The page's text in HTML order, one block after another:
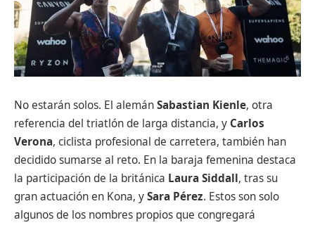
No estarán solos. El alemánSabastian Kienle, otra
referencia del triatlón de larga distancia, y Carlos
Verona, ciclista profesional de carretera, también han
decidido sumarse al reto. En la baraja femenina destaca
la participación de la británica Laura Siddall, tras su
gran actuación en Kona, ySara Pérez. Estos son solo
algunos de los nombres propios que congregará